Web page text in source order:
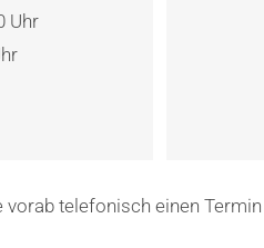
Uhr
telefonisch einen